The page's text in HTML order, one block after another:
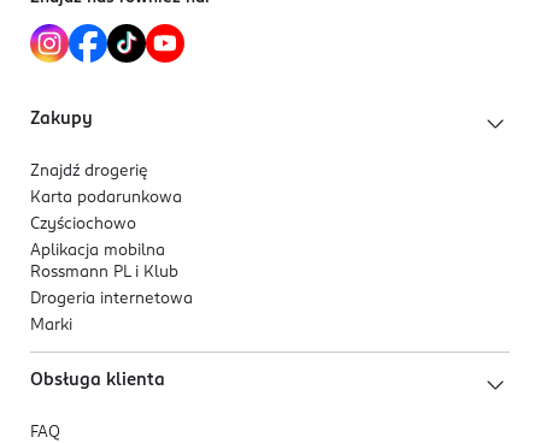
Zakupy
Znajdź drogerię
Karta podarunkowa
Czyściochowo
Aplikacja mobilna
Rossmann PL i Klub
Drogeria internetowa
Marki
Obsługa klienta
FAQ